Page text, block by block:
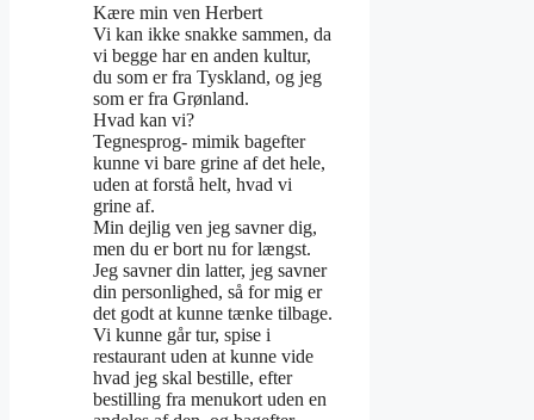
Kære min ven Herbert
Vi kan ikke snakke sammen, da
vi begge har en anden kultur,
du som er fra Tyskland, og jeg
som er fra Grønland.
Hvad kan vi?
Tegnesprog- mimik bagefter
kunne vi bare grine af det hele,
uden at forstå helt, hvad vi
grine af.
Min dejlig ven jeg savner dig,
men du er bort nu for længst.
Jeg savner din latter, jeg savner
din personlighed, så for mig er
det godt at kunne tænke tilbage.
Vi kunne går tur, spise i
restaurant uden at kunne vide
hvad jeg skal bestille, efter
bestilling fra menukort uden en